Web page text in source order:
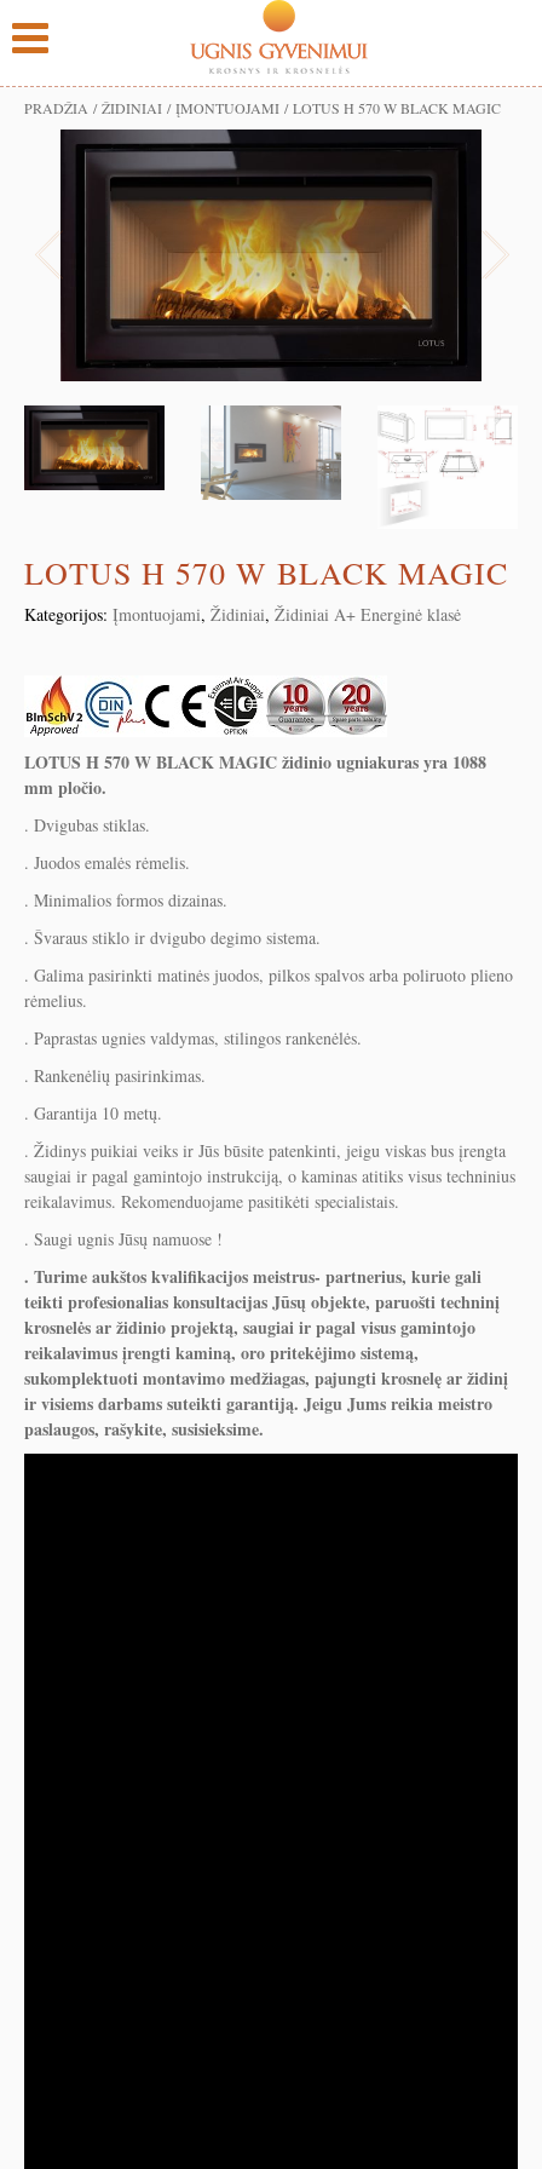
PRADŽIA /ŽIDINIAI /ĮMONTUOJAMI / LOTUS H 570 W BLACK MAGIC
LOTUS H 570 W BLACK MAGIC
Kategorijos: Įmontuojami, Židiniai, Židiniai A+ Energinė klasė
LOTUS H 570 W BLACK MAGIC židinio ugniakuras yra 1088
mm pločio.
. Dvigubas stiklas.
. Juodos emalės rėmelis.
. Minimalios formos dizainas.
. Švaraus stiklo ir dvigubo degimo sistema.
. Galima pasirinkti matinės juodos, pilkos spalvos arba poliruoto plieno
rėmelius.
. Paprastas ugnies valdymas, stilingos rankenėlės.
. Rankenėlių pasirinkimas.
. Garantija 10 metų.
. Židinys puikiai veiks ir Jūs būsite patenkinti, jeigu viskas bus įrengta
saugiai ir pagal gamintojo instrukciją, o kaminas atitiks visus techninius
reikalavimus. Rekomenduojame pasitikėti specialistais.
. Saugi ugnis Jūsų namuose !
. Turime aukštos kvalifikacijos meistrus- partnerius, kurie gali
teikti profesionalias konsultacijas Jūsų objekte, paruošti techninį
krosnelės ar židinio projektą, saugiai ir pagal visus gamintojo
reikalavimus įrengti kaminą, oro pritekėjimo sistemą,
sukomplektuoti montavimo medžiagas, pajungti krosnelę ar židinį
ir visiems darbams suteikti garantiją. Jeigu Jums reikia meistro
paslaugos, rašykite, susisieksime.